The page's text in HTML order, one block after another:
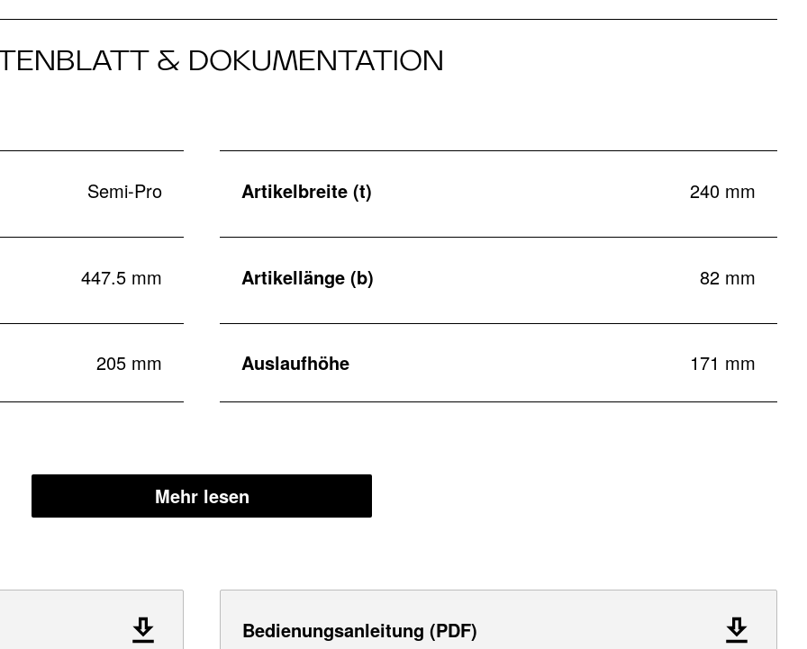
& DOKUMENTATION
Semi-Pro Artikelbreite (t) 240 mm
447.5 mm Artikellänge (b) 82 mm
205 mm Auslaufhöhe 171 mm
Mehr lesen
Bedienungsanleitung (PDF)